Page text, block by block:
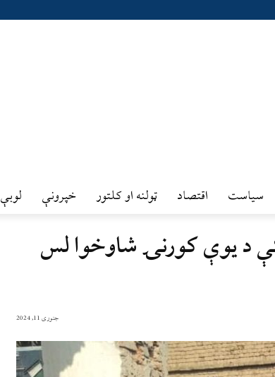
سیاست اقتصاد ټولنه او کلتور خپرونې لوبې
د یوې کورنۍ شاوخوا لس
جنوری 11, 2024